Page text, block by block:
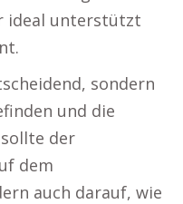
ideal unterstützt
sondern
und die
der
dem
auch darauf, wie